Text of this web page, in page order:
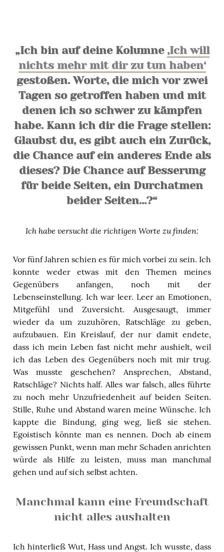
„Ich bin auf deine Kolumne ‚Ich will
nichts mehr mit dir zu tun haben‘
gestoßen. Worte, die mich vor zwei
Tagen so getroffen haben und mit
denen ich so schwer zu kämpfen
habe. Kann ich dir die Frage stellen:
Glaubst du, es gibt auch ein Zurück,
die Chance auf ein anderes Ende als
dieses? Die Chance auf Besserung
für beide Seiten, ein Durchatmen
beider Seiten…?“
Ich habe versucht die richtigen Worte zu finden:
Vor fünf Jahren schien es für mich vorbei zu sein. Ich
konnte weder etwas mit den Themen meines
Gegenübers anfangen, noch mit der
Lebenseinstellung. Ich war leer. Leer an Emotionen,
Mitgefühl und Zuversicht. Ausgesaugt, immer
wieder da um zuzuhören, Ratschläge zu geben,
aufzubauen. Ein Kreislauf, der nur damit endete,
dass ich mein Leben fast nicht mehr aushielt, weil
ich das Leben des Gegenübers noch mit mir trug.
Was musste geschehen? Ansprechen, Abstand,
Ratschläge? Nichts half. Alles war falsch, alles führte
zu noch mehr Unzufriedenheit auf beiden Seiten.
Stille, Ruhe und Abstand waren meine Wünsche. Ich
kappte die Bindung, ging weg, ließ sie stehen.
Egoistisch könnte man es nennen. Doch ab einem
gewissen Punkt, wenn man mehr Schaden anrichten
würde als Hilfe zu leisten, muss man manchmal
gehen und auf sich selbst achten.
Manchmal kann eine Freundschaft
nicht alles aushalten
Ich hinterließ Wut, Hass und Angst. Ich wusste, dass